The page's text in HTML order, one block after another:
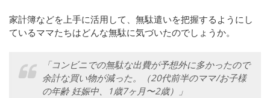
家計簿などを上手に活用して、無駄遣いを把握するようにし
ているママたちはどんな無駄に気づいたのでしょうか。
「コンビニでの無駄な出費が予想外に多かったので
余計な買い物が減った。（20代前半のママ/お子様
の年齢 妊娠中、1歳7ヶ月〜2歳）」